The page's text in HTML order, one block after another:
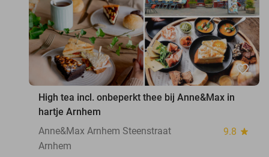
favorite_border
High tea incl. onbeperkt thee bij Anne&Max in
hartje Arnhem
Anne&Max Arnhem Steenstraat
9.8 star
Arnhem